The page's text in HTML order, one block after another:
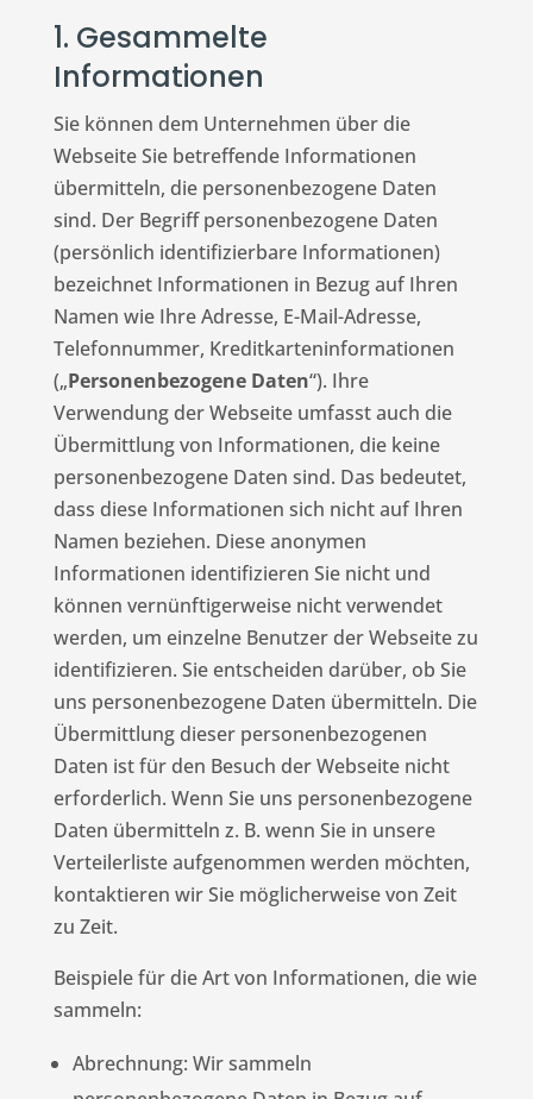
1. Gesammelte
Informationen
Sie können dem Unternehmen über die
Webseite Sie betreffende Informationen
übermitteln, die personenbezogene Daten
sind. Der Begriff personenbezogene Daten
(persönlich identifizierbare Informationen)
bezeichnet Informationen in Bezug auf Ihren
Namen wie Ihre Adresse, E-Mail-Adresse,
Telefonnummer, Kreditkarteninformationen
(„Personenbezogene Daten“). Ihre
Verwendung der Webseite umfasst auch die
Übermittlung von Informationen, die keine
personenbezogene Daten sind. Das bedeutet,
dass diese Informationen sich nicht auf Ihren
Namen beziehen. Diese anonymen
Informationen identifizieren Sie nicht und
können vernünftigerweise nicht verwendet
werden, um einzelne Benutzer der Webseite zu
identifizieren. Sie entscheiden darüber, ob Sie
uns personenbezogene Daten übermitteln. Die
Übermittlung dieser personenbezogenen
Daten ist für den Besuch der Webseite nicht
erforderlich. Wenn Sie uns personenbezogene
Daten übermitteln z. B. wenn Sie in unsere
Verteilerliste aufgenommen werden möchten,
kontaktieren wir Sie möglicherweise von Zeit
zu Zeit.
Beispiele für die Art von Informationen, die wie
sammeln:
Abrechnung: Wir sammeln